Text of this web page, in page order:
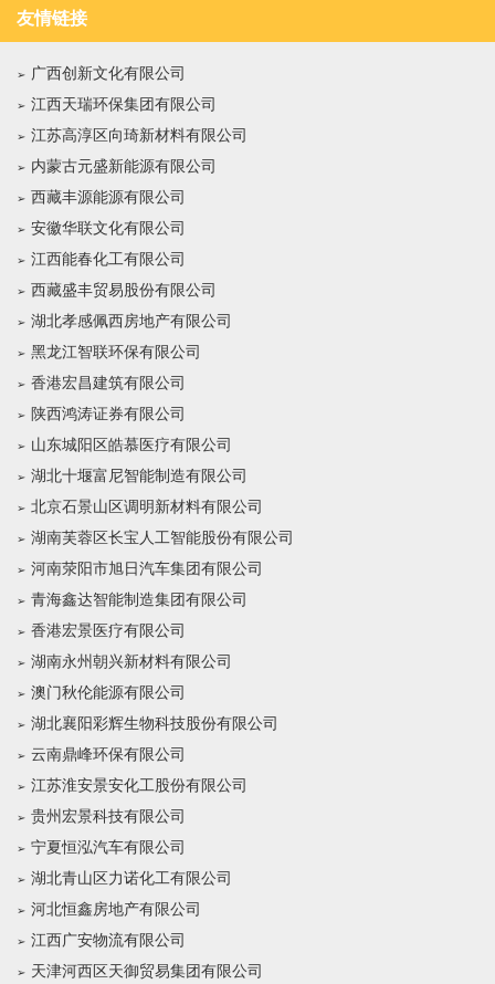
友情链接
广西创新文化有限公司
江西天瑞环保集团有限公司
江苏高淳区向琦新材料有限公司
内蒙古元盛新能源有限公司
西藏丰源能源有限公司
安徽华联文化有限公司
江西能春化工有限公司
西藏盛丰贸易股份有限公司
湖北孝感佩西房地产有限公司
黑龙江智联环保有限公司
香港宏昌建筑有限公司
陕西鸿涛证券有限公司
山东城阳区皓慕医疗有限公司
湖北十堰富尼智能制造有限公司
北京石景山区调明新材料有限公司
湖南芙蓉区长宝人工智能股份有限公司
河南荥阳市旭日汽车集团有限公司
青海鑫达智能制造集团有限公司
香港宏景医疗有限公司
湖南永州朝兴新材料有限公司
澳门秋伦能源有限公司
湖北襄阳彩辉生物科技股份有限公司
云南鼎峰环保有限公司
江苏淮安景安化工股份有限公司
贵州宏景科技有限公司
宁夏恒泓汽车有限公司
湖北青山区力诺化工有限公司
河北恒鑫房地产有限公司
江西广安物流有限公司
天津河西区天御贸易集团有限公司